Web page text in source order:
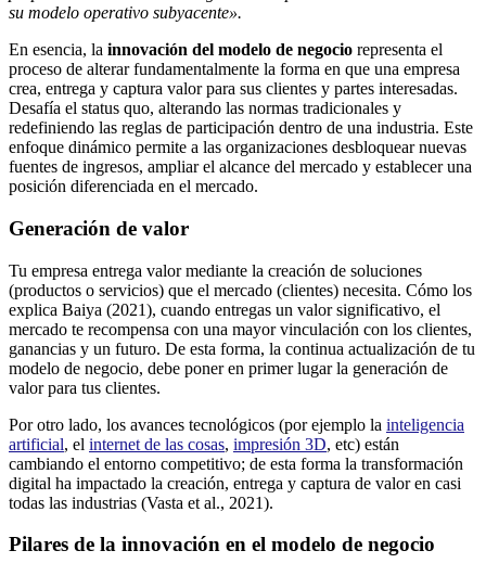
su modelo operativo subyacente».
En esencia, la innovación del modelo de negocio representa el
proceso de alterar fundamentalmente la forma en que una empresa
crea, entrega y captura valor para sus clientes y partes interesadas.
Desafía el status quo, alterando las normas tradicionales y
redefiniendo las reglas de participación dentro de una industria. Este
enfoque dinámico permite a las organizaciones desbloquear nuevas
fuentes de ingresos, ampliar el alcance del mercado y establecer una
posición diferenciada en el mercado.
Generación de valor
Tu empresa entrega valor mediante la creación de soluciones
(productos o servicios) que el mercado (clientes) necesita. Cómo los
explica Baiya (2021), cuando entregas un valor significativo, el
mercado te recompensa con una mayor vinculación con los clientes,
ganancias y un futuro. De esta forma, la continua actualización de tu
modelo de negocio, debe poner en primer lugar la generación de
valor para tus clientes.
Por otro lado, los avances tecnológicos (por ejemplo la inteligencia
artificial, el internet de las cosas, impresión 3D, etc) están
cambiando el entorno competitivo; de esta forma la transformación
digital ha impactado la creación, entrega y captura de valor en casi
todas las industrias (Vasta et al., 2021).
Pilares de la innovación en el modelo de negocio